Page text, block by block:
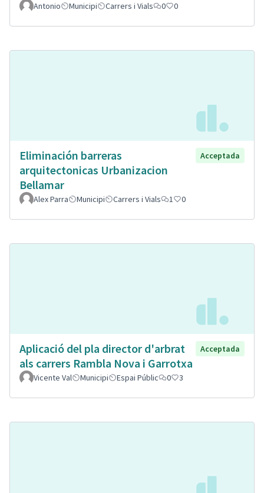
Antonio Municipi Carrers i Vials 0 0
Eliminación barreras
arquitectonicas Urbanizacion
Bellamar
Acceptada
Alex Parra Municipi Carrers i Vials 1 0
Aplicació del pla director d'arbrat
als carrers Rambla Nova i Garrotxa
Acceptada
Vicente Val Municipi Espai Públic 0 3